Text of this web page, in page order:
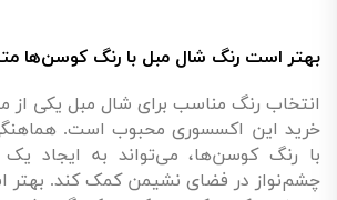
بهتر است رنگ شال مبل با رنگ کوسن‌ها
انتخاب رنگ مناسب برای شال مبل یکی از
خرید این اکسسوری محبوب است.
با رنگ کوسن‌ها، می‌تواند به ایجاد یک
چشم‌نواز در فضای نشیمن کمک کند. بهتر